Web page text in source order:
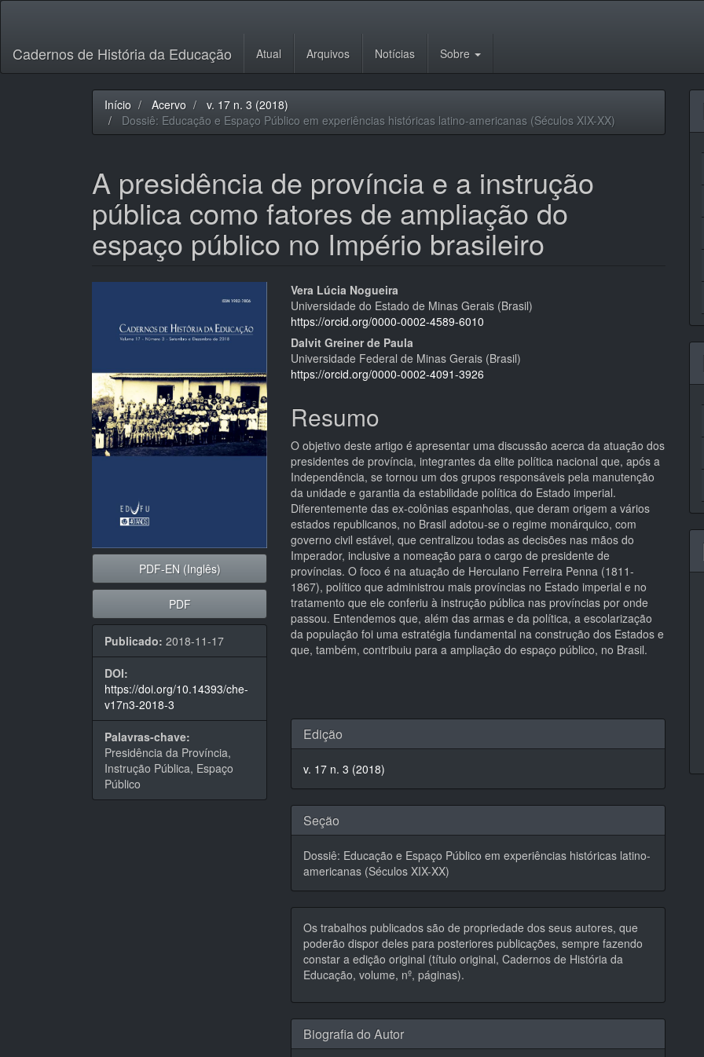
principal
Barra
Cadernos de História da Educação Atual Arquivos Notícias Sobre
Início Acervo
v. 17 n. 3 (2018)
Dossiê: Educação e Espaço Público em experiências históricas latino-americanas (Séculos XIX-XX)
A presidência de província e a instrução
pública como fatores de ampliação do
espaço público no Império brasileiro
lateral
artigos
PDF-EN (Inglês)
PDF
Publicado: 2018-11-17
DOI:
https://doi.org/10.14393/che-
v17n3-2018-3
Palavras-chave:
Presidência da Província,
Instrução Pública, Espaço
Público
Conteúdo
do
artigo
principal
Vera Lúcia Nogueira
Universidade do Estado de Minas Gerais (Brasil)
https://orcid.org/0000-0002-4589-6010
Dalvit Greiner de Paula
Universidade Federal de Minas Gerais (Brasil)
https://orcid.org/0000-0002-4091-3926
Resumo
O objetivo deste artigo é apresentar uma discussão acerca da atuação dos
presidentes de província, integrantes da elite política nacional que, após a
Independência, se tornou um dos grupos responsáveis pela manutenção
da unidade e garantia da estabilidade política do Estado imperial.
Diferentemente das ex-colônias espanholas, que deram origem a vários
estados republicanos, no Brasil adotou-se o regime monárquico, com
governo civil estável, que centralizou todas as decisões nas mãos do
Imperador, inclusive a nomeação para o cargo de presidente de
províncias. O foco é na atuação de Herculano Ferreira Penna (1811-
1867), político que administrou mais províncias no Estado imperial e no
tratamento que ele conferiu à instrução pública nas províncias por onde
passou. Entendemos que, além das armas e da política, a escolarização
da população foi uma estratégia fundamental na construção dos Estados e
que, também, contribuiu para a ampliação do espaço público, no Brasil.
Detalhes
do
artigo
Edição
v. 17 n. 3 (2018)
Seção
Dossiê: Educação e Espaço Público em experiências históricas latino-
americanas (Séculos XIX-XX)
Os trabalhos publicados são de propriedade dos seus autores, que
poderão dispor deles para posteriores publicações, sempre fazendo
constar a edição original (título original, Cadernos de História da
Educação, volume, nº, páginas).
Biografia do Autor